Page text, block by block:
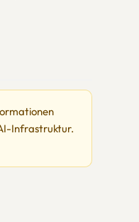
Infrastruktur.